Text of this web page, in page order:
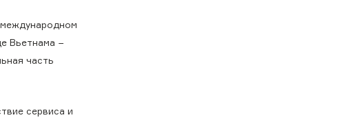
Вьетнама −
часть
сервиса и